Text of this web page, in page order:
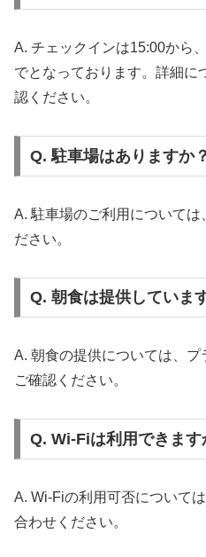
A. チェックインは15:00から
でとなっております。詳細に
認ください。
Q. 駐車場はありますか？
A. 駐車場のご利用については
ださい。
Q. 朝食は提供していま
A. 朝食の提供については、
ご確認ください。
Q. Wi-Fiは利用できます
A. Wi-Fiの利用可否について
合わせください。